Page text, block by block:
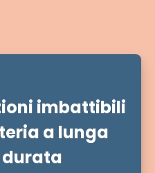
imbattibili
a lunga
durata